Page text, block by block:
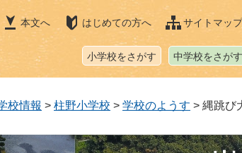
本文へ はじめての方へ サイトマップ
小学校をさがす 中学校をさがす
校情報 > 柱野小学校 > 学校のようす > 縄跳び